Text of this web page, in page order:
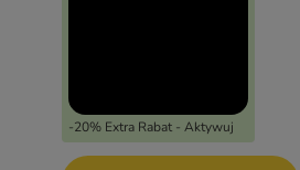
-20% Extra Rabat - Aktywuj